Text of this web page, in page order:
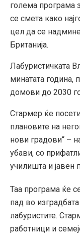
голема програма
се смета како
цел да се
Британија.
Лабуристичката
минатата година,
домови до 2030
Стармер ќе
плановите на
нови градови“ –
убави, со
училишта и јавен
Таа програма ќе
пад во
лабуристите.
работници и